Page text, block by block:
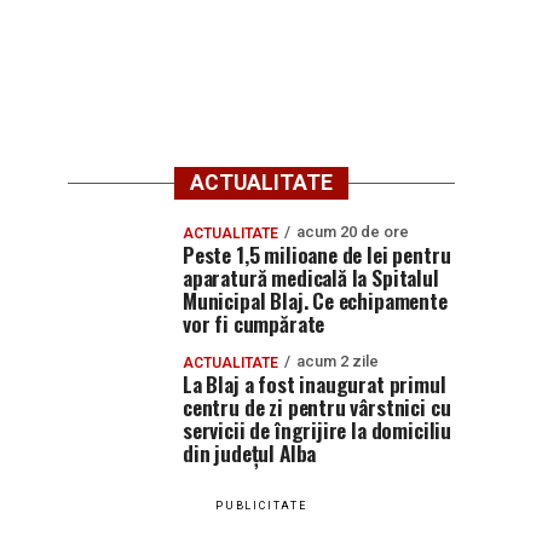
ACTUALITATE
ACTUALITATE acum 20 de ore
Peste 1,5 milioane de lei pentru
aparatură medicală la Spitalul
Municipal Blaj. Ce echipamente
vor fi cumpărate
ACTUALITATE acum 2 zile
La Blaj a fost inaugurat primul
centru de zi pentru vârstnici cu
servicii de îngrijire la domiciliu
din județul Alba
PUBLICITATE